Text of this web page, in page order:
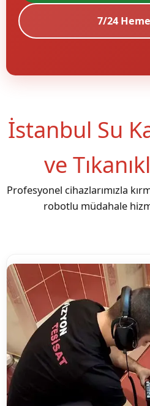
7/24
İstanbul Su
ve
Profesyonel cihazlarımızla
robotlu müdahale